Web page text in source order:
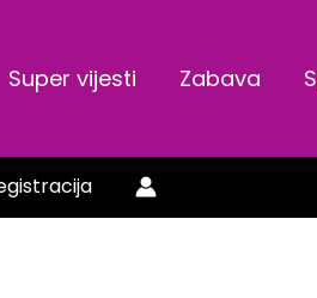
Super vijesti Zabava